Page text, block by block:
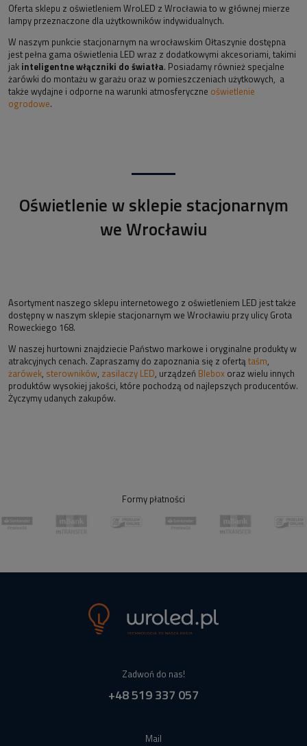
Oferta sklepu z oświetleniem WroLED z Wrocławia to w głównej mierze
lampy przeznaczone dla użytkowników indywidualnych.
W naszym punkcie stacjonarnym na wrocławskim Ołtaszynie dostępna
jest pełna gama oświetlenia LED wraz z dodatkowymi akcesoriami, takimi
jak inteligentne włączniki do światła. Posiadamy również specjalne
żarówki do montażu w garażu oraz w pomieszczeniach użytkowych, a
także wydajne i odporne na warunki atmosferyczne oświetlenie
ogrodowe.
Oświetlenie w sklepie stacjonarnym
we Wrocławiu
Asortyment naszego sklepu internetowego z oświetleniem LED jest także
dostępny w naszym sklepie stacjonarnym we Wrocławiu przy ulicy Grota
Roweckiego 168.
W naszej hurtowni znajdziecie Państwo markowe i oryginalne produkty w
atrakcyjnych cenach. Zapraszamy do zapoznania się z ofertą taśm,
żarówek, sterowników, zasilaczy LED, urządzeń Blebox oraz wielu innych
produktów wysokiej jakości, które pochodzą od najlepszych producentów.
Życzymy udanych zakupów.
Formy płatności
Zadwoń do nas!
+48 519 337 057
Mail